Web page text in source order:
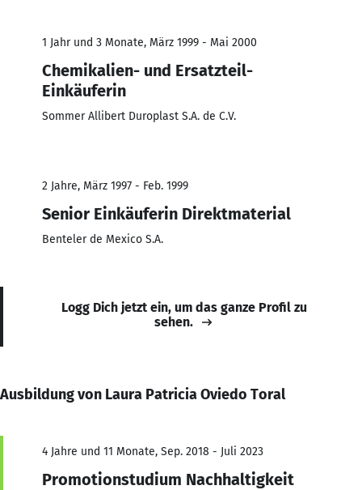
1 Jahr und 3 Monate, März 1999 - Mai 2000
Chemikalien- und Ersatzteil-
Einkäuferin
Sommer Allibert Duroplast S.A. de C.V.
2 Jahre, März 1997 - Feb. 1999
Senior Einkäuferin Direktmaterial
Benteler de Mexico S.A.
Logg Dich jetzt ein, um das ganze Profil zu
sehen.
Ausbildung von Laura Patricia Oviedo Toral
4 Jahre und 11 Monate, Sep. 2018 - Juli 2023
Promotionstudium Nachhaltigkeit